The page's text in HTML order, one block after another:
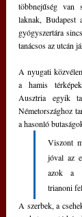
többnejűség van
laknak, Budapest
gyógyszertára
tanácsos az utcán
A nyugati
a hamis
Ausztria egyik
Németországhoz
a hasonló
Viszont
jóval az
azok a
trianoni
A szerbek, a